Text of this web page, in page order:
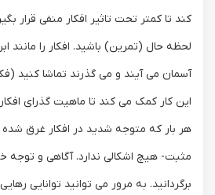
کند تا کمتر تحت تاثیر افکار منفی قرار
لحظه حال (تمرین) باشید. افکار را مانند
آسمان می آیند و می گذرند تماشا کنید
این کار کمک می کند تا ماهیت گذرای
هر بار که متوجه شدید در افکار غرق شده
مثبت- هیچ اشکالی ندارد. آگاهی و توجه
برگردانید. به مرور می توانید توانایی